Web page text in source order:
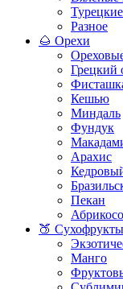
Разное
🌰 Орехи
Грецкий
Кешью
Миндаль
Фундук
Арахис
Пекан
🍑 Сухофрукты
Манго